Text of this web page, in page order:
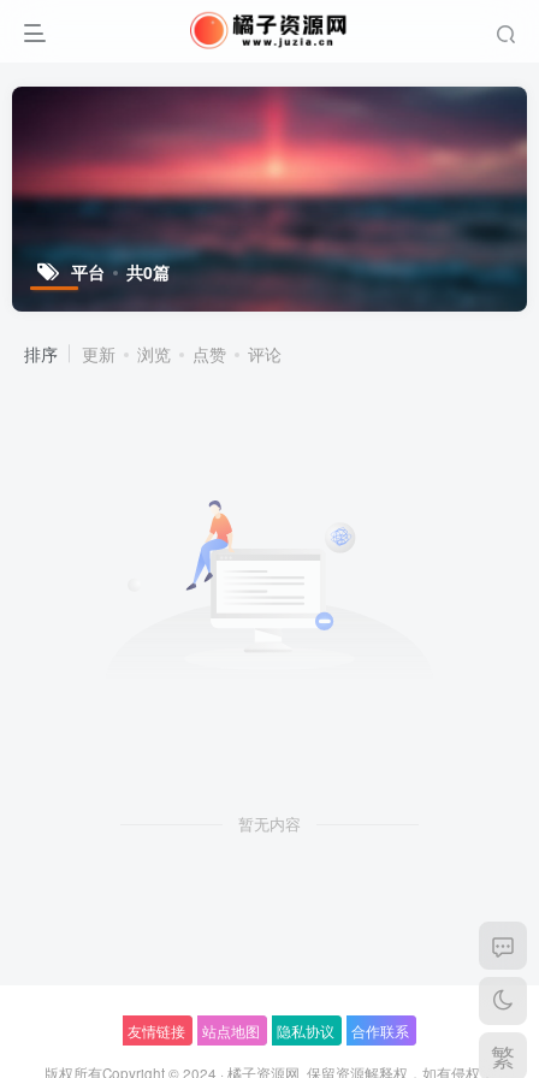
平台 共0篇
排序 更新 浏览 点赞 评论
暂无内容
友情链接 站点地图 隐私协议 合作联系
版权所有Copyright © 2024 · 橘子资源网 保留资源解释权，如有侵权，繁